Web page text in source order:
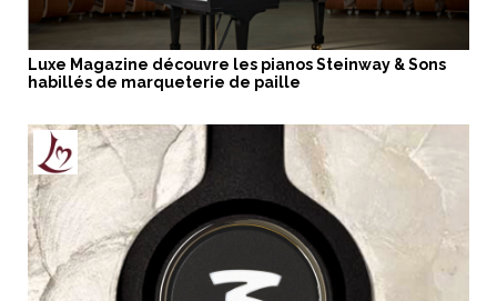
Luxe Magazine découvre les pianos Steinway & Sons
habillés de marqueterie de paille